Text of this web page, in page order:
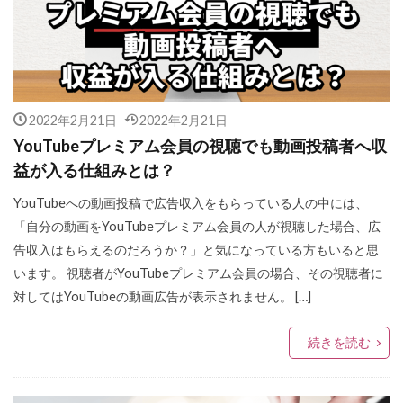
2022年2月21日 2022年2月21日
YouTubeプレミアム会員の視聴でも動画投稿者へ収
益が入る仕組みとは？
YouTubeへの動画投稿で広告収入をもらっている人の中には、
「自分の動画をYouTubeプレミアム会員の人が視聴した場合、広
告収入はもらえるのだろうか？」と気になっている方もいると思
います。 視聴者がYouTubeプレミアム会員の場合、その視聴者に
対してはYouTubeの動画広告が表示されません。 […]
続きを読む